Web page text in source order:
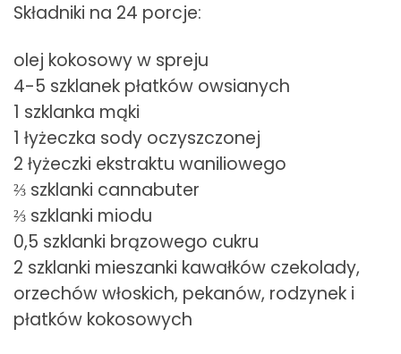
Składniki na 24 porcje:
olej kokosowy w spreju
4-5 szklanek płatków owsianych
1 szklanka mąki
1 łyżeczka sody oczyszczonej
2 łyżeczki ekstraktu waniliowego
⅔ szklanki cannabuter
⅔ szklanki miodu
0,5 szklanki brązowego cukru
2 szklanki mieszanki kawałków czekolady,
orzechów włoskich, pekanów, rodzynek i
płatków kokosowych